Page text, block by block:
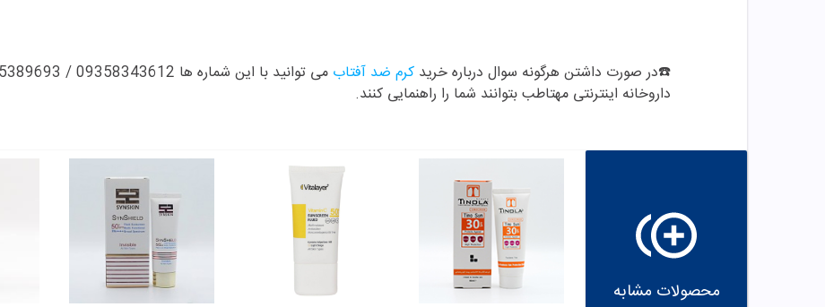
☎️در صورت داشتن هرگونه سوال درباره خرید کرم ضد آفتاب
داروخانه اینترنتی مهتاطب بتوانند شما را راهنمایی کنند.
محصولات مشابه